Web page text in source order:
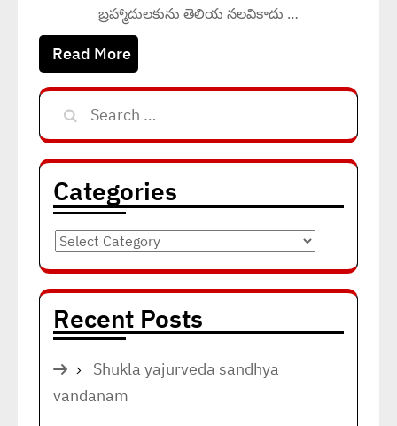
బ్రహ్మాదులకును తెలియ నలవికాదు …
Read More
Search
for:
Categories
Categories
Recent Posts
Shukla yajurveda sandhya
vandanam